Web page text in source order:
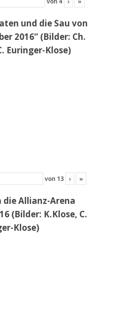
und die Sau von
2016“ (Bilder: Ch.
Euringer-Klose)
von 13 › »
die Allianz-Arena
(Bilder: K.Klose, C.
Klose)